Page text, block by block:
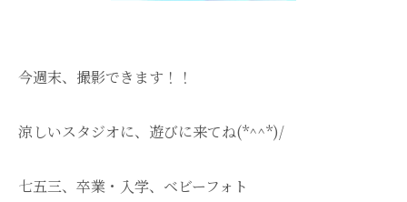
今週末、撮影できます！！
涼しいスタジオに、遊びに来てね(*^^*)/
七五三、卒業・入学、ベビーフォト